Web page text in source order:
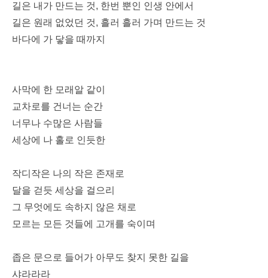
길은 내가 만드는 것, 한번 뿐인 인생 안에서
길은 원래 없었던 것, 흘러 흘러 가며 만드는 것
바다에 가 닿을 때까지
사막에 한 모래알 같이
교차로를 건너는 순간
너무나 수많은 사람들
세상에 나 홀로 인듯한
작디작은 나의 작은 존재로
달을 걷듯 세상을 걸으리
그 무엇에도 속하지 않은 채로
모르는 모든 것들에 고개를 숙이며
좁은 문으로 들어가 아무도 찾지 못한 길을
샤라라라